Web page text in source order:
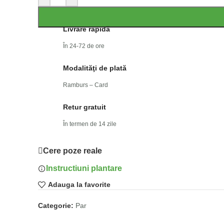
Livrare rapidă
În 24-72 de ore
Modalităţi de plată
Ramburs – Card
Retur gratuit
În termen de 14 zile
Cere poze reale
Instructiuni plantare
Adauga la favorite
Categorie: Par